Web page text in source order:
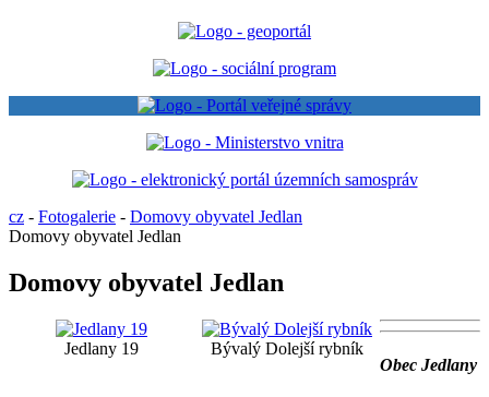
cz - Fotogalerie - Domovy obyvatel Jedlan
Domovy obyvatel Jedlan
Domovy obyvatel Jedlan
Jedlany 19 Bývalý Dolejší rybník
Obec Jedlany